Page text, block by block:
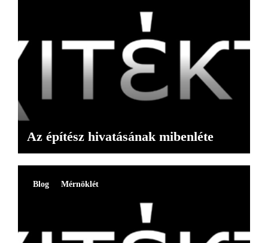
Az építész hivatásának mibenléte
Blog Mérnöklét